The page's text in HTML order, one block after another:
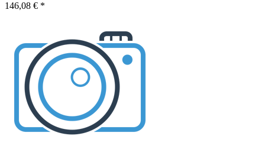
146,08 € *